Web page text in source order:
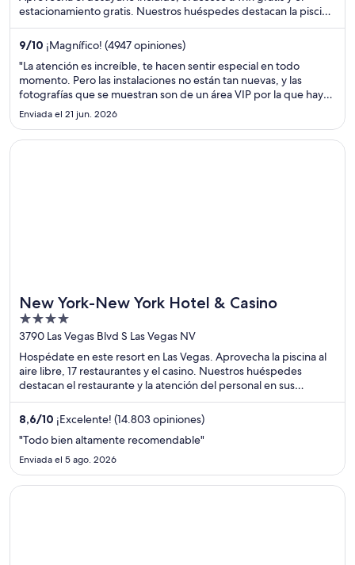
estacionamiento gratis. Nuestros huéspedes destacan la piscina
y el restaurante en sus opiniones. Estarás muy cerca de
atracciones como Playa Macao y Playa de Arena Gorda.
9/10 ¡Magnífico! (4947 opiniones)
"La atención es increíble, te hacen sentir especial en todo
momento. Pero las instalaciones no están tan nuevas, y las
fotografías que se muestran son de un área VIP por la que hay
que pagar un adicional."
Enviada el 21 jun. 2026
New York-New York Hotel & Casino
4
out
of
5
3790 Las Vegas Blvd S Las Vegas NV
Hospédate en este resort en Las Vegas. Aprovecha la piscina al
aire libre, 17 restaurantes y el casino. Nuestros huéspedes
destacan el restaurante y la atención del personal en sus
opiniones. Estarás muy cerca de atracciones como Pabellón para
espectáculos MGM Grand Garden Arena y Pabellón
multifuncional T-Mobile Arena.
8,6/10 ¡Excelente! (14.803 opiniones)
"Todo bien altamente recomendable"
Enviada el 5 ago. 2026
Se abre en una nueva ventana
New York-New York Hotel & Casino
Se abre en una nueva ventana
Hotel Monteleone, New Orleans